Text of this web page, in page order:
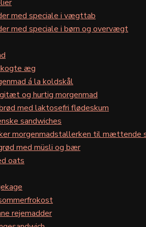
med speciale i vægttab
med speciale i børn og overvægt
æg
á la koldskål
og hurtig morgenmad
med laktosefri flødeskum
sandwiches
morgenmadstallerken til mættende
med müsli og bær
oats
rejemadder